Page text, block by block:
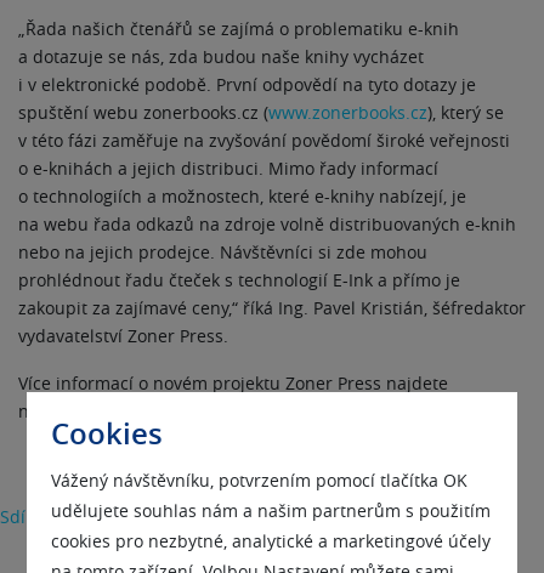
Cookies
Vážený návštěvníku, potvrzením pomocí tlačítka OK
udělujete souhlas nám a našim partnerům s použitím
cookies pro nezbytné, analytické a marketingové účely
„Řada našich čtenářů se zajímá o problematiku e-knih
a dotazuje se nás, zda budou naše knihy vycházet
i v elektronické podobě. První odpovědí na tyto dotazy je
spuštění webu zonerbooks.cz (www.zonerbooks.cz), který se
v této fázi zaměřuje na zvyšování povědomí široké veřejnosti
o e-knihách a jejich distribuci. Mimo řady informací
o technologiích a možnostech, které e-knihy nabízejí, je
na webu řada odkazů na zdroje volně distribuovaných e-knih
nebo na jejich prodejce. Návštěvníci si zde mohou
prohlédnout řadu čteček s technologií E-Ink a přímo je
zakoupit za zajímavé ceny,“ říká Ing. Pavel Kristián, šéfredaktor
vydavatelství Zoner Press.
Více informací o novém projektu Zoner Press najdete
na internetové adrese
Sdílet